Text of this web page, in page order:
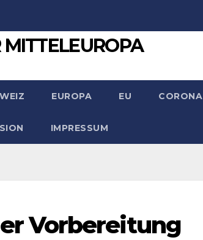
MITTELEUROPA
EUROPA EU CORONA
IMPRESSUM
Vorbereitung